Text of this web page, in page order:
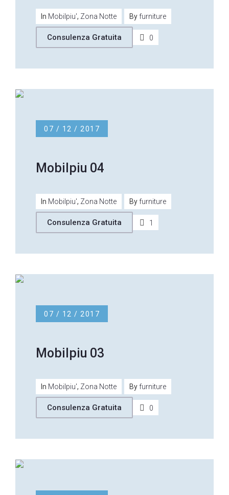
In Mobilpiu', Zona Notte By furniture
Consulenza Gratuita 0
07 / 12 / 2017
Mobilpiu 04
In Mobilpiu', Zona Notte By furniture
Consulenza Gratuita 1
07 / 12 / 2017
Mobilpiu 03
In Mobilpiu', Zona Notte By furniture
Consulenza Gratuita 0